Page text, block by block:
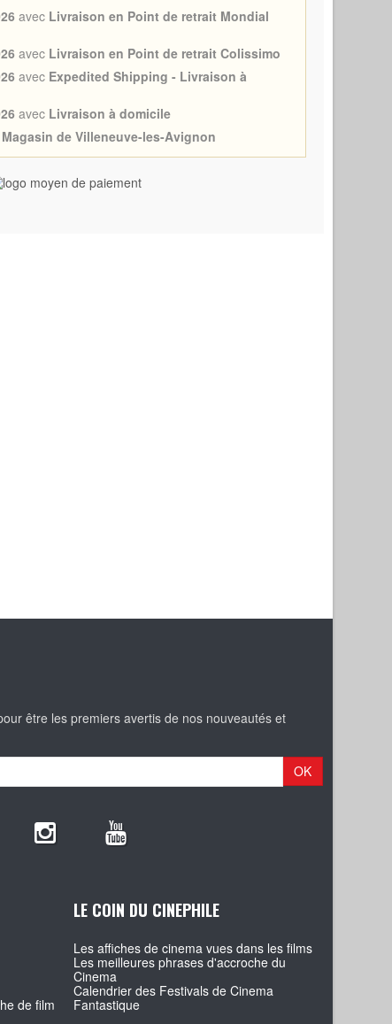
avec Livraison en Point de retrait Mondial
avec Livraison en Point de retrait Colissimo
avec Expedited Shipping - Livraison à
avec Livraison à domicile
de Villeneuve-les-Avignon
être les premiers avertis de nos nouveautés et
OK
de film
LE COIN DU CINEPHILE
Les affiches de cinema vues dans les films
Les meilleures phrases d'accroche du
Cinema
Calendrier des Festivals de Cinema
Fantastique